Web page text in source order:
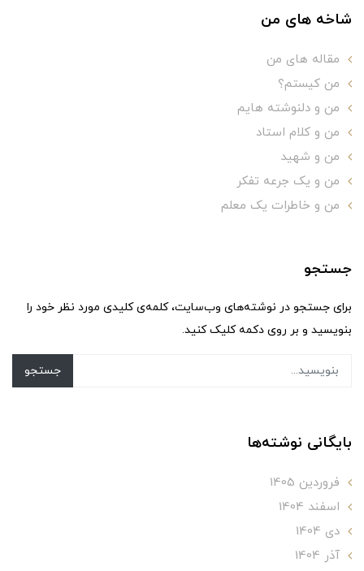
شاخه های من
مقاله های من
من کیستم؟
من و دلنوشته هایم
من و کلام استاد
من و شهید
من و یک جرعه تفکر
من و خاطرات یک معلم
جستجو
برای جستجو در نوشته‌های وب‌سایت، کلمه‌ی کلیدی مورد نظر خود را
بنویسید و بر روی دکمه کلیک کنید.
جستجو
بایگانی نوشته‌ها
فروردین 1405
اسفند 1404
دی 1404
آذر 1404